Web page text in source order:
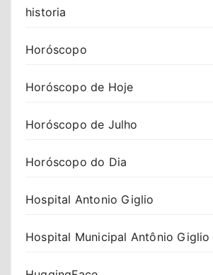
historia
Horóscopo
Horóscopo de Hoje
Horóscopo de Julho
Horóscopo do Dia
Hospital Antonio Giglio
Hospital Municipal Antônio Giglio